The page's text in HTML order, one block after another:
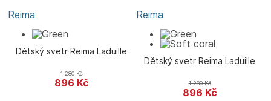
Reima
Dětský svetr Reima Laduille
896 Kč
1 280Kč
Reima
Dětský svetr Reima Laduille
896 Kč
1 280Kč